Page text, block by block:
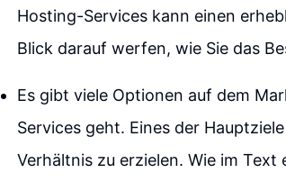
Hosting-Services kann einen
Blick darauf werfen, wie Sie das
Es gibt viele Optionen auf dem
Services geht. Eines der
Verhältnis zu erzielen. Wie im